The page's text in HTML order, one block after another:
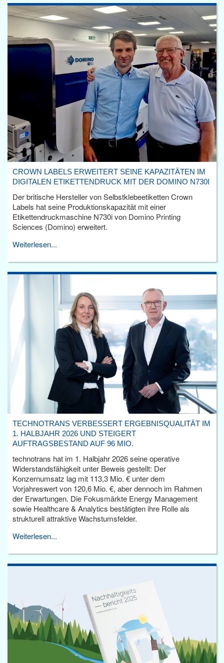
CROWN LABELS ERWEITERT SEINE KAPAZITÄTEN IM
DIGITALEN ETIKETTENDRUCK MIT DER DOMINO N730I
Der britische Hersteller von Selbstklebeetiketten Crown
Labels hat seine Produktionskapazität mit einer
Etikettendruckmaschine N730i von Domino Printing
Sciences (Domino) erweitert.
Weiterlesen...
TECHNOTRANS VERBESSERT ERGEBNISQUALITÄT IM
1. HALBJAHR 2026 UND STEIGERT
AUFTRAGSBESTAND AUF 96 MIO.
technotrans hat im 1. Halbjahr 2026 seine operative
Widerstandsfähigkeit unter Beweis gestellt: Der
Konzernumsatz lag mit 113,3 Mio. € unter dem
Vorjahreswert von 120,6 Mio. €, aber dennoch im Rahmen
der Erwartungen. Die Fokusmärkte Energy Management
sowie Healthcare & Analytics bestätigten ihre Rolle als
strukturell attraktive Wachstumsfelder.
Weiterlesen...